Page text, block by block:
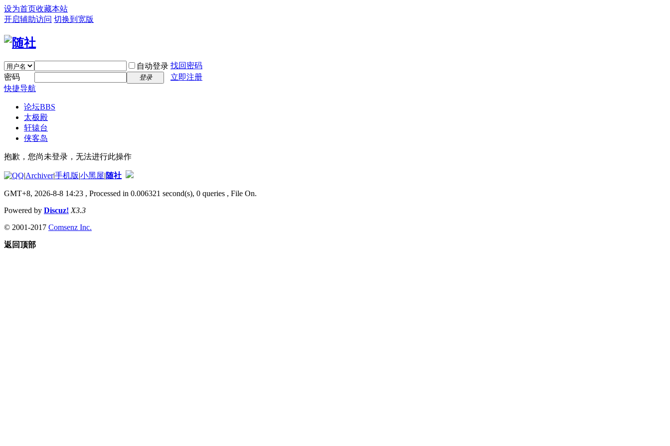
设为首页收藏本站
开启辅助访问 切换到宽版
自动登录 找回密码
密码
登录
立即注册
快捷导航
论坛BBS
太极殿
轩辕台
侠客岛
抱歉，您尚未登录，无法进行此操作
|Archiver|手机版|小黑屋|随社
GMT+8, 2026-8-8 14:23 , Processed in 0.006321 second(s), 0 queries , File On.
Powered by Discuz! X3.3
© 2001-2017 Comsenz Inc.
返回顶部